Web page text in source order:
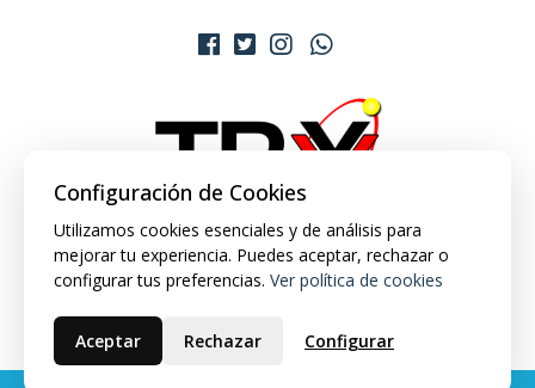
Configuración de Cookies
Utilizamos cookies esenciales y de análisis para
mejorar tu experiencia. Puedes aceptar, rechazar o
configurar tus preferencias. Ver política de cookies
Aceptar Rechazar Configurar